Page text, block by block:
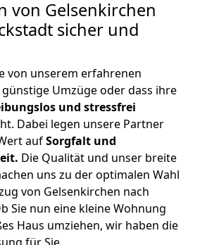
von Gelsenkirchen
sicher und
von unserem erfahrenen
Umzüge oder dass ihre
und stressfrei
Dabei legen unsere Partner
aufSorgfalt und
Die Qualität und unser breite
uns zu der optimalen Wahl
von Gelsenkirchen nach
Sie nun eine kleine Wohnung
Haus umziehen, wir haben die